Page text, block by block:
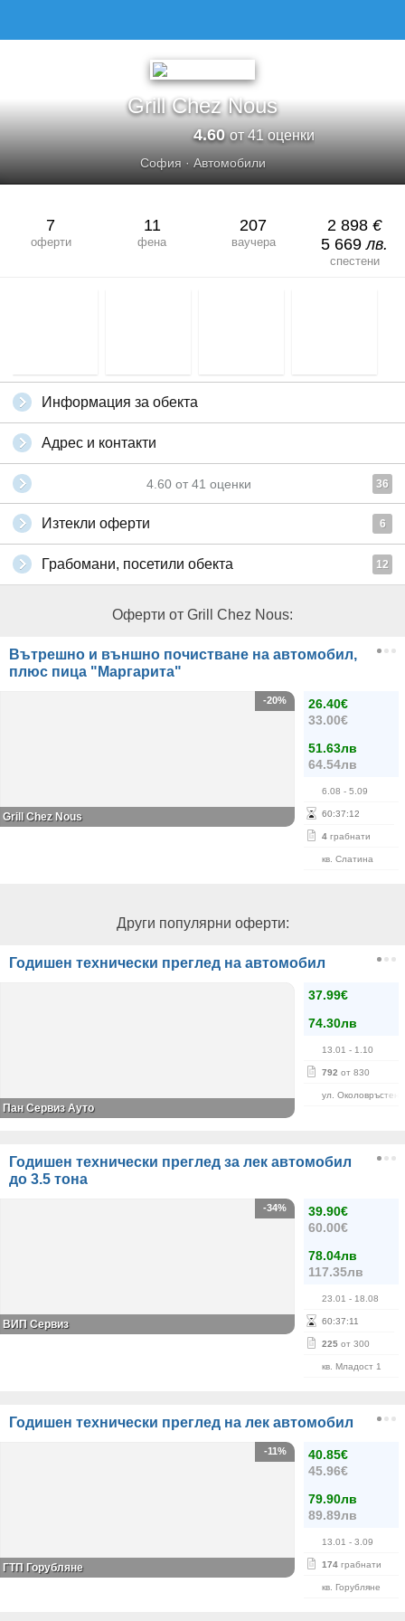
Grill Chez Nous
4.60от 41 оценки
София·Автомобили
7
оферти
11
фена
207
ваучера
2 898 €
5 669лв.
спестени
Информация за обекта
Адрес и контакти
4.60 от 41 оценки 36
Изтекли оферти 6
Грабомани, посетили обекта 12
Оферти от Grill Chez Nous:
Вътрешно и външно почистване на автомобил,
плюс пица "Маргарита"
26.40€
33.00€
51.63лв
64.54лв
6.08 - 5.09
60:37:12
4 грабнати
кв. Слатина
-20%
Grill Chez Nous
Други популярни оферти:
Годишен технически преглед на автомобил
37.99€
74.30лв
13.01 - 1.10
792 от 830
ул. Околовръстен
Пан Сервиз Ауто
Годишен технически преглед за лек автомобил
до 3.5 тона
39.90€
60.00€
78.04лв
117.35лв
23.01 - 18.08
60:37:11
225 от 300
кв. Младост 1
-34%
ВИП Сервиз
Годишен технически преглед на лек автомобил
40.85€
45.96€
79.90лв
89.89лв
13.01 - 3.09
174 грабнати
кв. Горубляне
-11%
ГТП Горубляне